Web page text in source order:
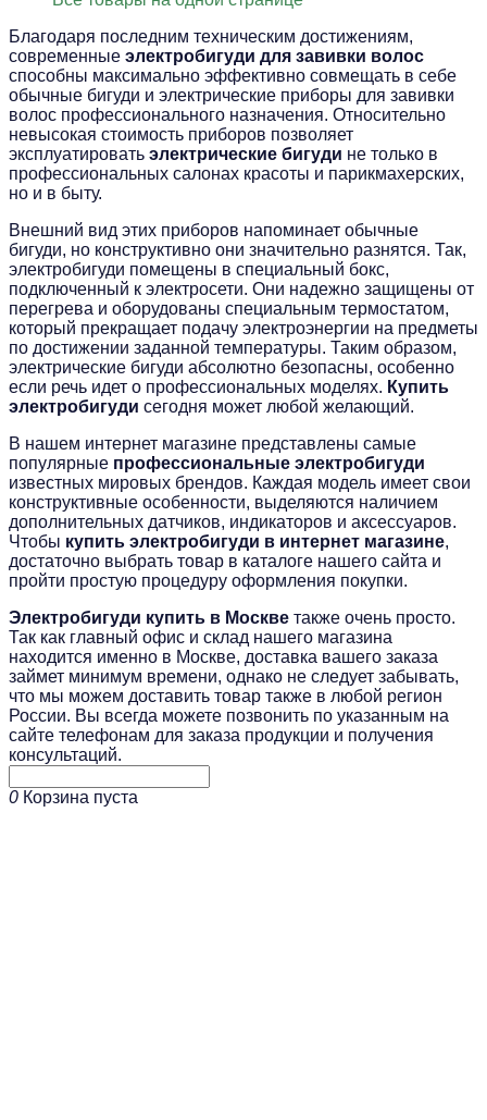
Благодаря последним техническим достижениям,
современные электробигуди для завивки волос
способны максимально эффективно совмещать в себе
обычные бигуди и электрические приборы для завивки
волос профессионального назначения. Относительно
невысокая стоимость приборов позволяет
эксплуатировать электрические бигуди не только в
профессиональных салонах красоты и парикмахерских,
но и в быту.
Внешний вид этих приборов напоминает обычные
бигуди, но конструктивно они значительно разнятся. Так,
электробигуди помещены в специальный бокс,
подключенный к электросети. Они надежно защищены от
перегрева и оборудованы специальным термостатом,
который прекращает подачу электроэнергии на предметы
по достижении заданной температуры. Таким образом,
электрические бигуди абсолютно безопасны, особенно
если речь идет о профессиональных моделях. Купить
электробигуди сегодня может любой желающий.
В нашем интернет магазине представлены самые
популярные профессиональные электробигуди
известных мировых брендов. Каждая модель имеет свои
конструктивные особенности, выделяются наличием
дополнительных датчиков, индикаторов и аксессуаров.
Чтобы купить электробигуди в интернет магазине,
достаточно выбрать товар в каталоге нашего сайта и
пройти простую процедуру оформления покупки.
Электробигуди купить в Москве также очень просто.
Так как главный офис и склад нашего магазина
находится именно в Москве, доставка вашего заказа
займет минимум времени, однако не следует забывать,
что мы можем доставить товар также в любой регион
России. Вы всегда можете позвонить по указанным на
сайте телефонам для заказа продукции и получения
консультаций.
0 Корзина пуста